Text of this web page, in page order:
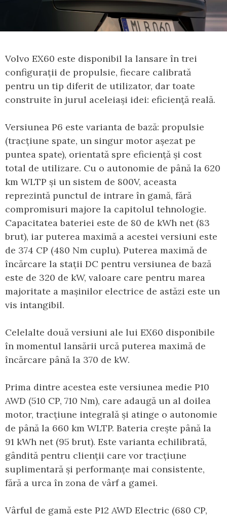
Volvo EX60 este disponibil la lansare în trei
configurații de propulsie, fiecare calibrată
pentru un tip diferit de utilizator, dar toate
construite în jurul aceleiași idei: eficiență reală.
Versiunea P6 este varianta de bază: propulsie
(tracțiune spate, un singur motor așezat pe
puntea spate), orientată spre eficiență și cost
total de utilizare. Cu o autonomie de până la 620
km WLTP și un sistem de 800V, aceasta
reprezintă punctul de intrare în gamă, fără
compromisuri majore la capitolul tehnologie.
Capacitatea bateriei este de 80 de kWh net (83
brut), iar puterea maximă a acestei versiuni este
de 374 CP (480 Nm cuplu). Puterea maximă de
încărcare la stații DC pentru versiunea de bază
este de 320 de kW, valoare care pentru marea
majoritate a mașinilor electrice de astăzi este un
vis intangibil.
Celelalte două versiuni ale lui EX60 disponibile
în momentul lansării urcă puterea maximă de
încărcare până la 370 de kW.
Prima dintre acestea este versiunea medie P10
AWD (510 CP, 710 Nm), care adaugă un al doilea
motor, tracțiune integrală și atinge o autonomie
de până la 660 km WLTP. Bateria crește până la
91 kWh net (95 brut). Este varianta echilibrată,
gândită pentru clienții care vor tracțiune
suplimentară și performanțe mai consistente,
fără a urca în zona de vârf a gamei.
Vârful de gamă este P12 AWD Electric (680 CP,